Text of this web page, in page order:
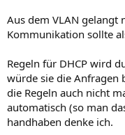
Aus dem VLAN gelangt
Kommunikation sollte
Regeln für DHCP wird
würde sie die Anfragen
die Regeln auch nicht
automatisch (so man
handhaben denke ich.